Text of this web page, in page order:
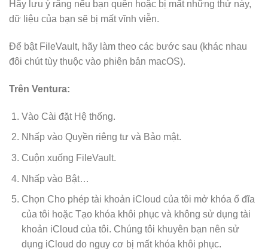
Hãy lưu ý rằng nếu bạn quên hoặc bị mất những thứ này,
dữ liệu của bạn sẽ bị mất vĩnh viễn.
Để bật FileVault, hãy làm theo các bước sau (khác nhau
đôi chút tùy thuộc vào phiên bản macOS).
Trên Ventura:
Vào Cài đặt Hệ thống.
Nhấp vào Quyền riêng tư và Bảo mật.
Cuộn xuống FileVault.
Nhấp vào Bật…
Chọn Cho phép tài khoản iCloud của tôi mở khóa ổ đĩa
của tôi hoặc Tạo khóa khôi phục và không sử dụng tài
khoản iCloud của tôi. Chúng tôi khuyên bạn nên sử
dụng iCloud do nguy cơ bị mất khóa khôi phục.